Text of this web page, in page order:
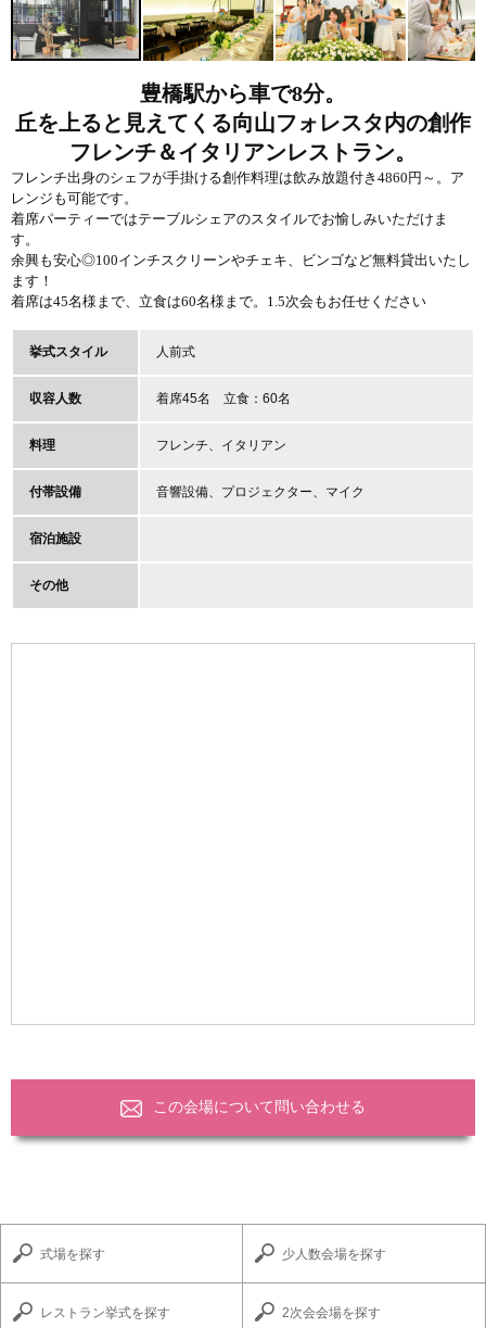
豊橋駅から車で8分。
丘を上ると見えてくる向山フォレスタ内の創作
フレンチ＆イタリアンレストラン。
フレンチ出身のシェフが手掛ける創作料理は飲み放題付き4860円～。ア
レンジも可能です。
着席パーティーではテーブルシェアのスタイルでお愉しみいただけま
す。
余興も安心◎100インチスクリーンやチェキ、ビンゴなど無料貸出いたし
ます！
着席は45名様まで、立食は60名様まで。1.5次会もお任せください
挙式スタイル 人前式
収容人数 着席45名 立食：60名
料理 フレンチ、イタリアン
付帯設備 音響設備、プロジェクター、マイク
宿泊施設
その他
この会場について問い合わせる
式場を探す 少人数会場を探す
レストラン挙式を探す 2次会会場を探す